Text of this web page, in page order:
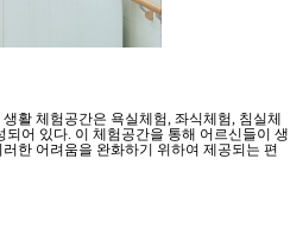
활 체험공간은 욕실체험, 좌식체험, 침실체
어 있다. 이 체험공간을 통해 어르신들이 생
한 어려움을 완화하기 위하여 제공되는 편